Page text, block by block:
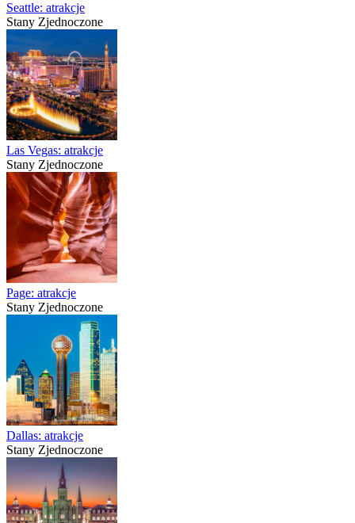
Seattle: atrakcje
Stany Zjednoczone
Las Vegas: atrakcje
Stany Zjednoczone
Page: atrakcje
Stany Zjednoczone
Dallas: atrakcje
Stany Zjednoczone